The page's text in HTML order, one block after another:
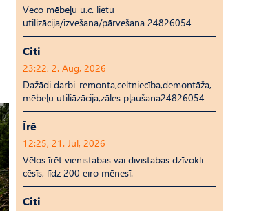
Veco mēbeļu u.c. lietu
utilizācija/izvešana/pārvešana 24826054
Citi
23:22, 2. Aug, 2026
Dažādi darbi-remonta,celtniecība,demontāža,
mēbeļu utiliāzācija,zāles pļaušana24826054
Īrē
12:25, 21. Jūl, 2026
Vēlos īrēt vienistabas vai divistabas dzīvokli
cēsīs, līdz 200 eiro mēnesī.
Citi